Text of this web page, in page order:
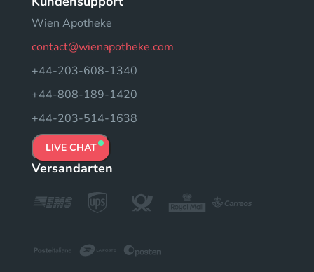
Wien Apotheke
contact@wienapotheke.com
+44-203-608-1340
+44-808-189-1420
+44-203-514-1638
LIVE CHAT
Versandarten